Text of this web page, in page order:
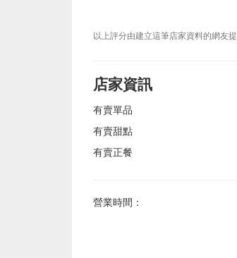
以上評分由建立這筆店家資料的網友
店家資訊
有賣單品
有賣甜點
有賣正餐
營業時間：